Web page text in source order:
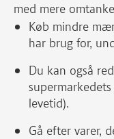
med mere
Køb mindre
har brug for,
Du kan også
levetid).
Gå efter varer,